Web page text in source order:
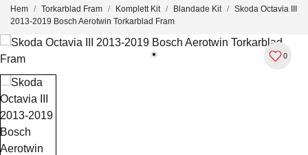
Hem Torkarblad Fram Komplett Kit Blandade Kit
Skoda Octavia III
2013-2019 Bosch Aerotwin Torkarblad Fram
0